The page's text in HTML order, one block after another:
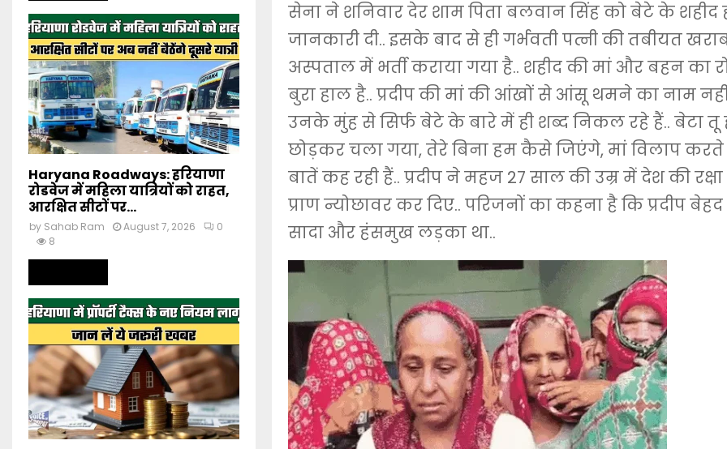
सेना ने शनिवार देर शाम पिता बलवान सिंह को बेटे के शहीद
जानकारी दी.. इसके बाद से ही गर्भवती पत्नी की तबीयत
अस्पताल में भर्ती कराया गया है.. शहीद की मां और बहन का
बुरा हाल है.. प्रदीप की मां की आंखों से आंसू थमने का नाम
उनके मुंह से सिर्फ बेटे के बारे में ही शब्द निकल रहे हैं.. बेटा तू
छोड़कर चला गया, तेरे बिना हम कैसे जिएंगे, मां विलाप करते
बातें कह रही हैं.. प्रदीप ने महज 27 साल की उम्र में देश की
प्राण न्योछावर कर दिए.. परिजनों का कहना है कि प्रदीप बेहद
सादा और हंसमुख लड़का था..
Haryana Roadways: हरियाणा
रोडवेज में महिला यात्रियों को राहत,
आरक्षित सीटों पर...
by Sahab Ram August 7, 2026
0
8